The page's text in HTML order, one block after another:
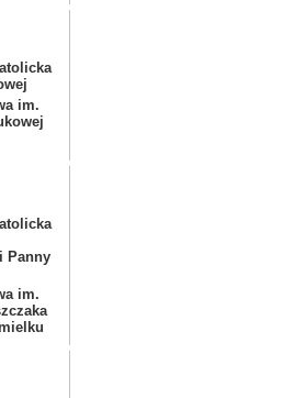
im.
Panny
im.